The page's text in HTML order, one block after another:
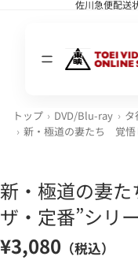
佐川急便配送
トップ DVD/Blu-ray タ
新・極道の妻たち 覚悟
新・極道の妻
ザ・定番”シリ
¥3,080 （税込）